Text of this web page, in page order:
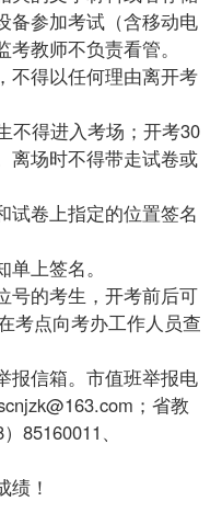
备参加考试（含移动电
教师不负责看管。
得以任何理由离开考
得进入考场；开考30
离场时不得带走试卷或
卷上指定的位置签名
上签名。
的考生，开考前后可
考点向考办工作人员查
信箱。市值班举报电
；省教
85160011、
！